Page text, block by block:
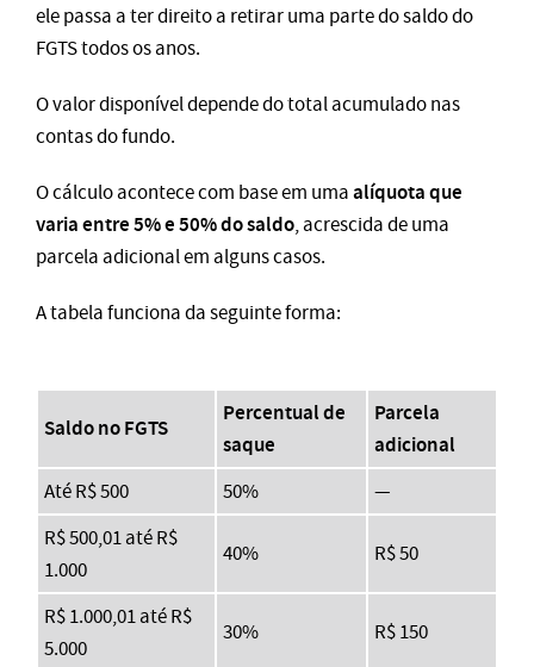
ele passa a ter direito a retirar uma parte do saldo do
FGTS todos os anos.
O valor disponível depende do total acumulado nas
contas do fundo.
O cálculo acontece com base em umaalíquota que
varia entre 5% e 50% do saldo, acrescida de uma
parcela adicional em alguns casos.
A tabela funciona da seguinte forma:
Saldo no FGTS
Percentual de
saque
Parcela
adicional
Até R$ 500 50%
—
R$ 500,01 até R$
1.000
40% R$ 50
R$ 1.000,01 até R$
5.000
30% R$ 150